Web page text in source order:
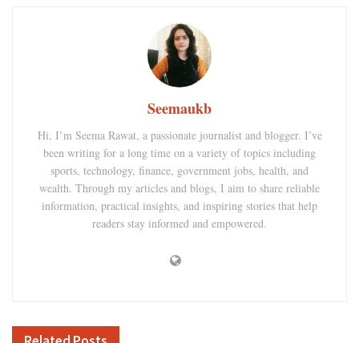
Seemaukb
Hi, I’m Seema Rawat, a passionate journalist and blogger. I’ve
been writing for a long time on a variety of topics including
sports, technology, finance, government jobs, health, and
wealth. Through my articles and blogs, I aim to share reliable
information, practical insights, and inspiring stories that help
readers stay informed and empowered.